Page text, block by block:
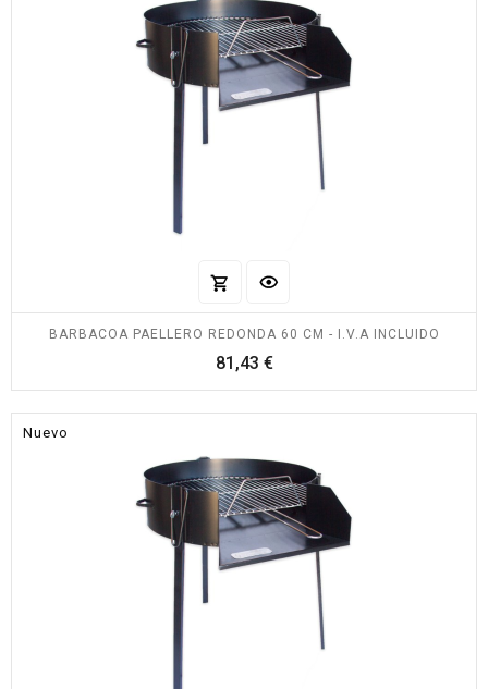
BARBACOA PAELLERO REDONDA 60 CM - I.V.A INCLUIDO
81,43 €Precio
Nuevo